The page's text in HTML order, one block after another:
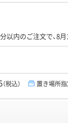
以内のご注文で、8月
（税込） 置き場所